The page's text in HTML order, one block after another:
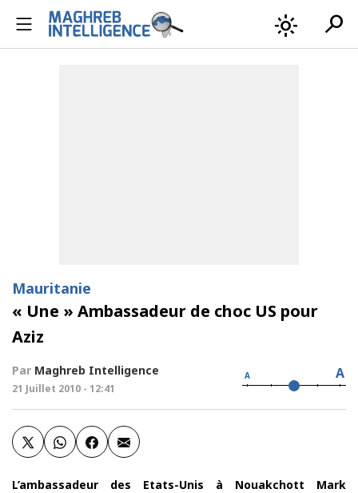
light_mode search
Mauritanie
« Une » Ambassadeur de choc US pour
Aziz
Par Maghreb Intelligence
21 Juillet 2010 - 12:41
A A
L’ambassadeur des Etats-Unis à Nouakchott Mark